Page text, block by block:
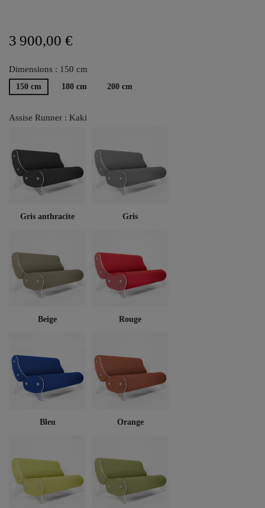
3 900,00 €
Dimensions : 150 cm
150 cm 180 cm 200 cm
Assise Runner : Kaki
Gris anthracite Gris
Beige Rouge
Bleu Orange